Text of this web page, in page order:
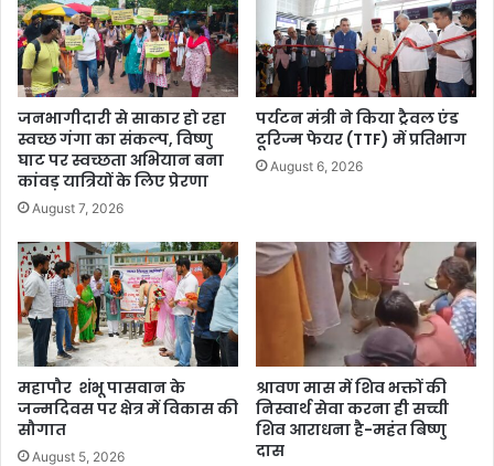
जनभागीदारी से साकार हो रहा
स्वच्छ गंगा का संकल्प, विष्णु
घाट पर स्वच्छता अभियान बना
कांवड़ यात्रियों के लिए प्रेरणा
August 7, 2026
पर्यटन मंत्री ने किया ट्रैवल एंड
टूरिज्म फेयर (TTF) में प्रतिभाग
August 6, 2026
महापौर शंभू पासवान के
जन्मदिवस पर क्षेत्र में विकास की
सौगात
August 5, 2026
श्रावण मास में शिव भक्तों की
निस्वार्थ सेवा करना ही सच्ची
शिव आराधना है-महंत बिष्णु
दास